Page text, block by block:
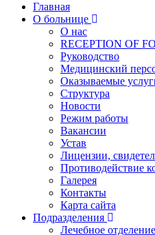
Главная
О больнице
О нас
RECEPTION OF
Руководство
Медицинский
Оказываемые
Структура
Новости
Режим работы
Вакансии
Устав
Лицензии,
Противодействие
Галерея
Контакты
Карта сайта
Подразделения
Лечебное отделение